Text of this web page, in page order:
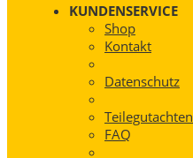
KUNDENSERVICE
Shop
Kontakt
Datenschutz
Teilegutachten
FAQ